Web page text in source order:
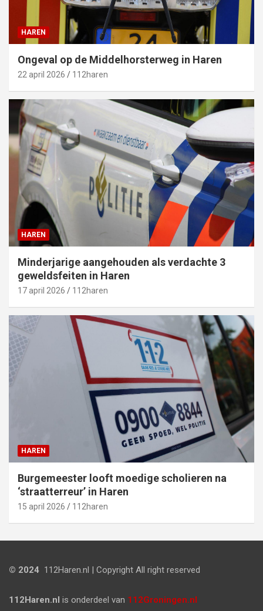
HAREN
Ongeval op de Middelhorsterweg in Haren
22 april 2026 112haren
HAREN
Minderjarige aangehouden als verdachte 3
geweldsfeiten in Haren
17 april 2026 112haren
HAREN
Burgemeester looft moedige scholieren na
‘straatterreur’ in Haren
15 april 2026 112haren
© 2024 112Haren.nl | Copyright All right reserved
112Haren.nl is onderdeel van 112Groningen.nl